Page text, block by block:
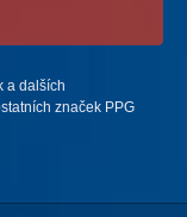
a dalších
značek PPG